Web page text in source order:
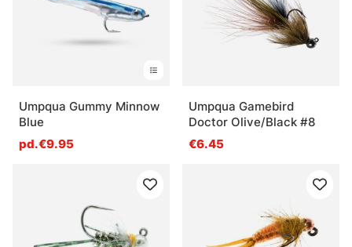
Umpqua Gummy Minnow
Blue
pd.€9.95
Umpqua Gamebird
Doctor Olive/Black #8
€6.45